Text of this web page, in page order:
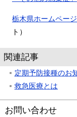
栃木県ホームペー
ト）
関連記事
定期予防接種のお
救急医療とは
お問い合わせ